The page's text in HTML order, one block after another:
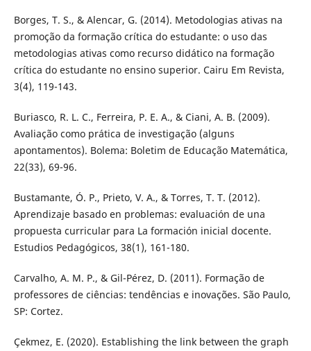
Borges, T. S., & Alencar, G. (2014). Metodologias ativas na
promoção da formação crítica do estudante: o uso das
metodologias ativas como recurso didático na formação
crítica do estudante no ensino superior. Cairu Em Revista,
3(4), 119-143.
Buriasco, R. L. C., Ferreira, P. E. A., & Ciani, A. B. (2009).
Avaliação como prática de investigação (alguns
apontamentos). Bolema: Boletim de Educação Matemática,
22(33), 69-96.
Bustamante, Ó. P., Prieto, V. A., & Torres, T. T. (2012).
Aprendizaje basado en problemas: evaluación de una
propuesta curricular para La formación inicial docente.
Estudios Pedagógicos, 38(1), 161-180.
Carvalho, A. M. P., & Gil-Pérez, D. (2011). Formação de
professores de ciências: tendências e inovações. São Paulo,
SP: Cortez.
Çekmez, E. (2020). Establishing the link between the graph